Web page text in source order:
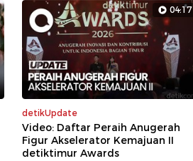
04:17
detikUpdate
Video: Daftar Peraih Anugerah
Figur Akselerator Kemajuan II
detiktimur Awards